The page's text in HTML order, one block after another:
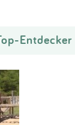
Entdecker